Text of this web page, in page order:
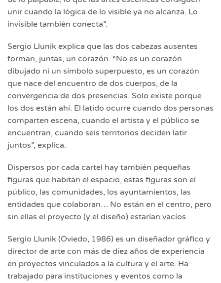
unir cuando la lógica de lo visible ya no alcanza. Lo
invisible también conecta”.
Sergio Llunik explica que las dos cabezas ausentes
forman, juntas, un corazón. “No es un corazón
dibujado ni un símbolo superpuesto, es un corazón
que nace del encuentro de dos cuerpos, de la
convergencia de dos presencias. Solo existe porque
los dos están ahí. El latido ocurre cuando dos personas
comparten escena, cuando el artista y el público se
encuentran, cuando seis territorios deciden latir
juntos”, explica.
Dispersos por cada cartel hay también pequeñas
figuras que habitan el espacio, estas figuras son el
público, las comunidades, los ayuntamientos, las
entidades que colaboran… No están en el centro, pero
sin ellas el proyecto (y el diseño) estarían vacíos.
Sergio Llunik (Oviedo, 1986) es un diseñador gráfico y
director de arte con más de diez años de experiencia
en proyectos vinculados a la cultura y el arte. Ha
trabajado para instituciones y eventos como la